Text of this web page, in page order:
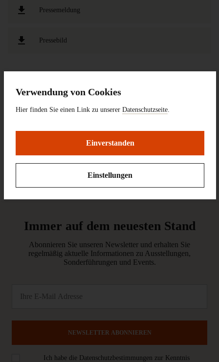
Pressemeldung
Pressebild
Yvonne Mielatz -Pohl (Leiterin Presse- und Öffentlichkeitsarbeit)
Hessisches Landesmuseum Darmstadt
Tel.:+49 (6151) 3601-300
Immer auf dem neuesten Stand
Abonnieren Sie unseren Newsletter und erhalten Sie
regelmäßig aktuelle Informationen zu Ausstellungen,
Sonderführungen und Events.
Ich habe die Datenschutzbestimmungen zur Kenntnis
NEWSLETTER ABONNIEREN
Verwendung von Cookies
Hier finden Sie einen Link zu unserer Datenschutzseite
Einverstanden
Einstellungen